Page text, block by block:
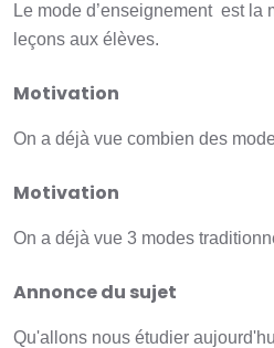
Le mode d’enseignement est la
leçons aux élèves.
Motivation
On a déjà vue combien des
Motivation
On a déjà vue 3 modes
Annonce du sujet
Qu'allons nous étudier